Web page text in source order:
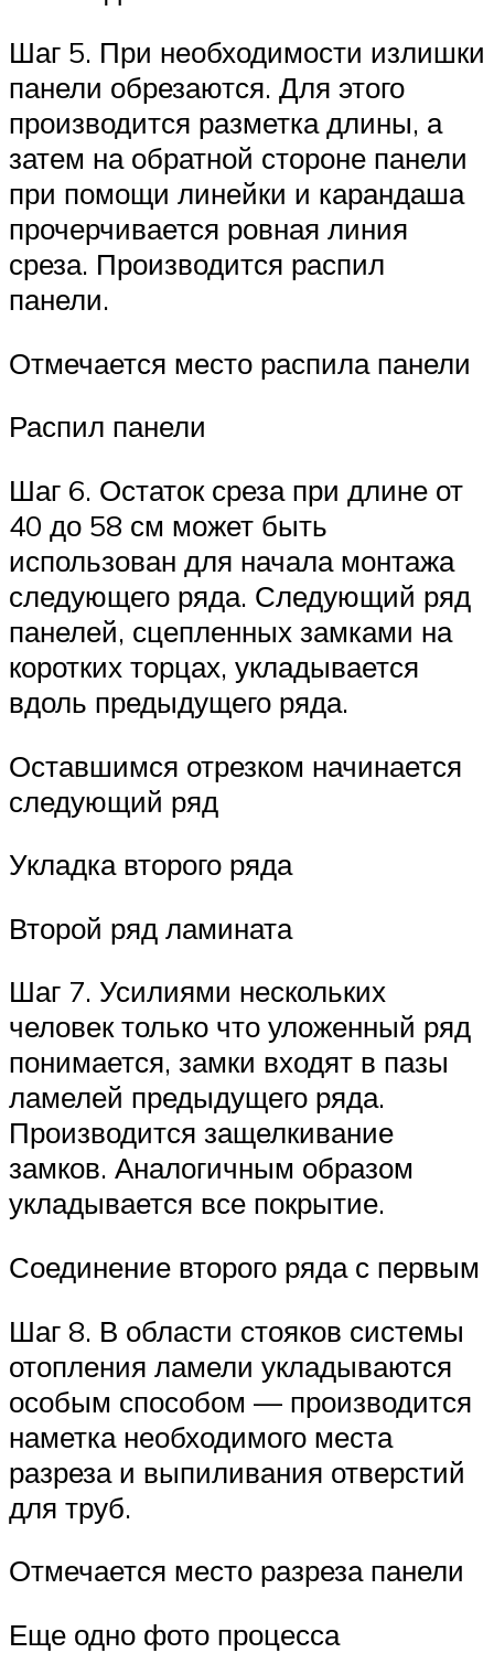
Шаг 5. При необходимости излишки
панели обрезаются. Для этого
производится разметка длины, а
затем на обратной стороне панели
при помощи линейки и карандаша
прочерчивается ровная линия
среза. Производится распил
панели.
Отмечается место распила панели
Распил панели
Шаг 6. Остаток среза при длине от
40 до 58 см может быть
использован для начала монтажа
следующего ряда. Следующий ряд
панелей, сцепленных замками на
коротких торцах, укладывается
вдоль предыдущего ряда.
Оставшимся отрезком начинается
следующий ряд
Укладка второго ряда
Второй ряд ламината
Шаг 7. Усилиями нескольких
человек только что уложенный ряд
понимается, замки входят в пазы
ламелей предыдущего ряда.
Производится защелкивание
замков. Аналогичным образом
укладывается все покрытие.
Соединение второго ряда с первым
Шаг 8. В области стояков системы
отопления ламели укладываются
особым способом — производится
наметка необходимого места
разреза и выпиливания отверстий
для труб.
Отмечается место разреза панели
Еще одно фото процесса